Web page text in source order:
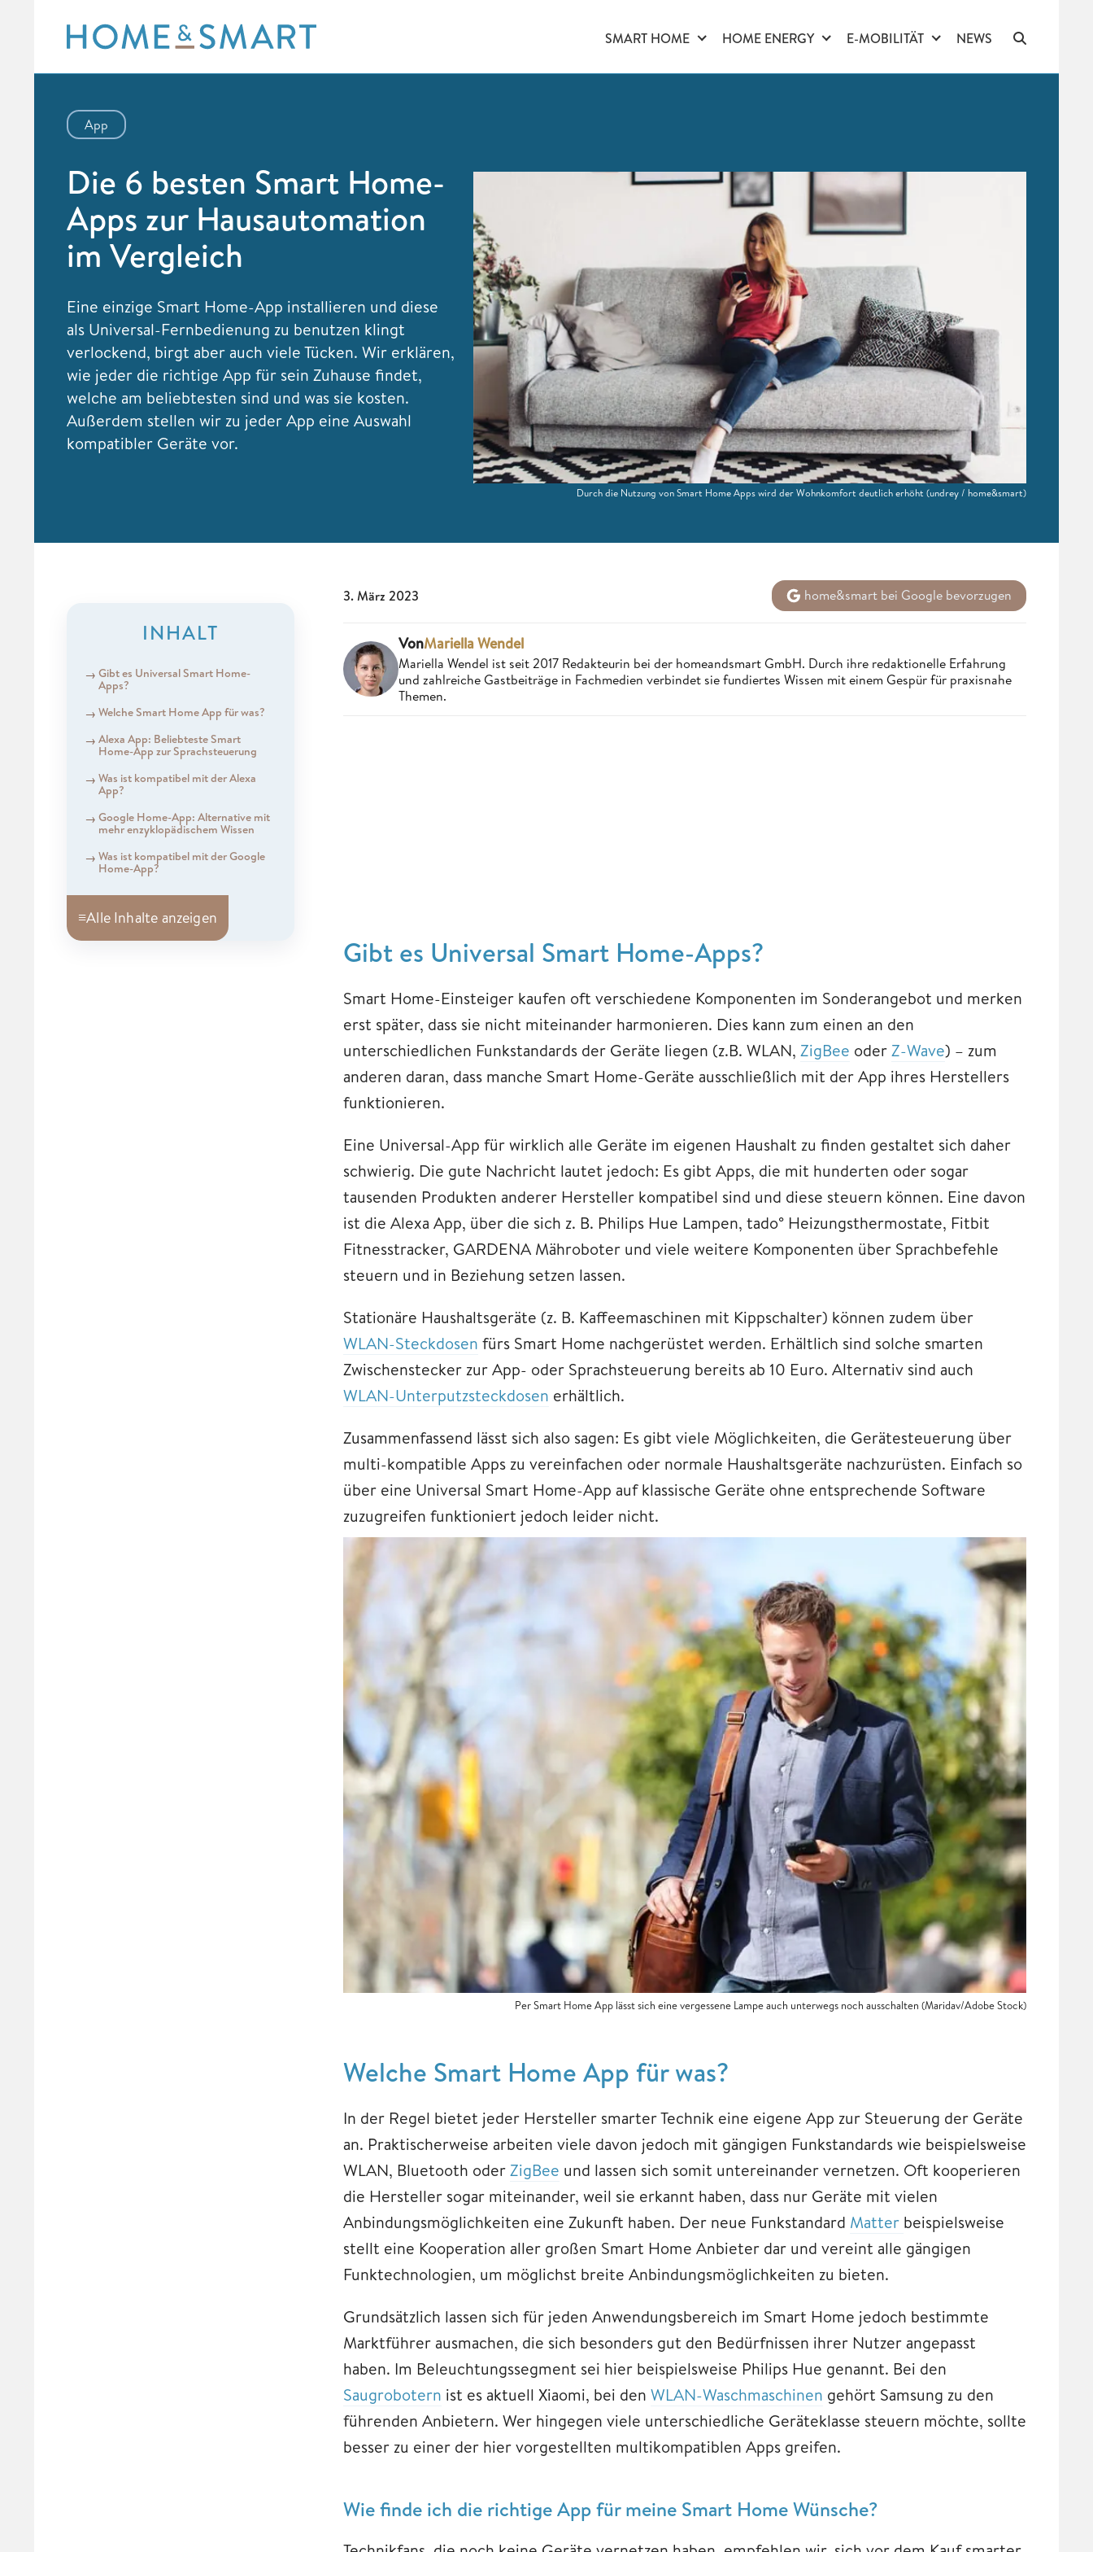
content
SMART HOME HOME ENERGY E-MOBILITÄT NEWS
App
Die 6 besten Smart Home-
Apps zur Hausautomation
im Vergleich
Eine einzige Smart Home-App installieren und diese
als Universal-Fernbedienung zu benutzen klingt
verlockend, birgt aber auch viele Tücken. Wir erklären,
wie jeder die richtige App für sein Zuhause findet,
welche am beliebtesten sind und was sie kosten.
Außerdem stellen wir zu jeder App eine Auswahl
kompatibler Geräte vor.
Durch die Nutzung von Smart Home Apps wird der Wohnkomfort deutlich erhöht (undrey / home&smart)
INHALT
Gibt es Universal Smart Home-
Apps?
Welche Smart Home App für was?
Alexa App: Beliebteste Smart
Home-App zur Sprachsteuerung
Was ist kompatibel mit der Alexa
App?
Google Home-App: Alternative mit
mehr enzyklopädischem Wissen
Was ist kompatibel mit der Google
Home-App?
≡Alle Inhalte anzeigen
3. März 2023 home&smart bei Google bevorzugen
VonMariella Wendel
Mariella Wendel ist seit 2017 Redakteurin bei der homeandsmart GmbH. Durch ihre redaktionelle Erfahrung
und zahlreiche Gastbeiträge in Fachmedien verbindet sie fundiertes Wissen mit einem Gespür für praxisnahe
Themen.
Gibt es Universal Smart Home-Apps?
Smart Home-Einsteiger kaufen oft verschiedene Komponenten im Sonderangebot und merken
erst später, dass sie nicht miteinander harmonieren. Dies kann zum einen an den
unterschiedlichen Funkstandards der Geräte liegen (z.B. WLAN, ZigBee oderZ-Wave) – zum
anderen daran, dass manche Smart Home-Geräte ausschließlich mit der App ihres Herstellers
funktionieren.
Eine Universal-App für wirklich alle Geräte im eigenen Haushalt zu finden gestaltet sich daher
schwierig. Die gute Nachricht lautet jedoch: Es gibt Apps, die mit hunderten oder sogar
tausenden Produkten anderer Hersteller kompatibel sind und diese steuern können. Eine davon
ist die Alexa App, über die sich z. B. Philips Hue Lampen, tado° Heizungsthermostate, Fitbit
Fitnesstracker, GARDENA Mähroboter und viele weitere Komponenten über Sprachbefehle
steuern und in Beziehung setzen lassen.
Stationäre Haushaltsgeräte (z. B. Kaffeemaschinen mit Kippschalter) können zudem über
WLAN-Steckdosen fürs Smart Home nachgerüstet werden. Erhältlich sind solche smarten
Zwischenstecker zur App- oder Sprachsteuerung bereits ab 10 Euro. Alternativ sind auch
WLAN-Unterputzsteckdosen erhältlich.
Zusammenfassend lässt sich also sagen: Es gibt viele Möglichkeiten, die Gerätesteuerung über
multi-kompatible Apps zu vereinfachen oder normale Haushaltsgeräte nachzurüsten. Einfach so
über eine Universal Smart Home-App auf klassische Geräte ohne entsprechende Software
zuzugreifen funktioniert jedoch leider nicht.
Per Smart Home App lässt sich eine vergessene Lampe auch unterwegs noch ausschalten (Maridav/Adobe Stock)
Welche Smart Home App für was?
In der Regel bietet jeder Hersteller smarter Technik eine eigene App zur Steuerung der Geräte
an. Praktischerweise arbeiten viele davon jedoch mit gängigen Funkstandards wie beispielsweise
WLAN, Bluetooth oderZigBee und lassen sich somit untereinander vernetzen. Oft kooperieren
die Hersteller sogar miteinander, weil sie erkannt haben, dass nur Geräte mit vielen
Anbindungsmöglichkeiten eine Zukunft haben. Der neue Funkstandard Matter beispielsweise
stellt eine Kooperation aller großen Smart Home Anbieter dar und vereint alle gängigen
Funktechnologien, um möglichst breite Anbindungsmöglichkeiten zu bieten.
Grundsätzlich lassen sich für jeden Anwendungsbereich im Smart Home jedoch bestimmte
Marktführer ausmachen, die sich besonders gut den Bedürfnissen ihrer Nutzer angepasst
haben. Im Beleuchtungssegment sei hier beispielsweise Philips Hue genannt. Bei den
Saugrobotern ist es aktuell Xiaomi, bei den WLAN-Waschmaschinen gehört Samsung zu den
führenden Anbietern. Wer hingegen viele unterschiedliche Geräteklasse steuern möchte, sollte
besser zu einer der hier vorgestellten multikompatiblen Apps greifen.
Wie finde ich die richtige App für meine Smart Home Wünsche?